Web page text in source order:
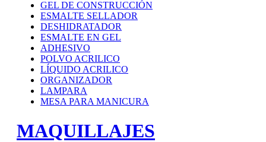
GEL DE CONSTRUCCIÓN
ESMALTE SELLADOR
DESHIDRATADOR
ESMALTE EN GEL
ADHESIVO
POLVO ACRILICO
LÍQUIDO ACRILICO
ORGANIZADOR
LAMPARA
MESA PARA MANICURA
MAQUILLAJES